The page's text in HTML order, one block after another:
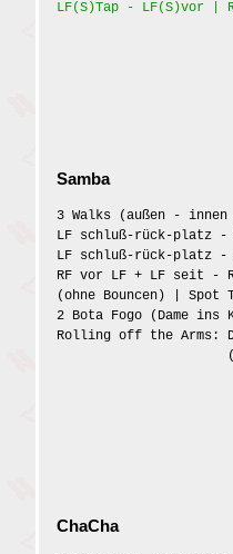
LF(S)Tap - LF(S)vor |
Samba
3 Walks (außen - innen
LF schluß-rück-platz -
LF schluß-rück-platz
RF vor LF + LF seit -
(ohne Bouncen) | Spot
2 Bota Fogo (Dame ins
Rolling off the Arms:
(Wischer 1/4
ChaCha